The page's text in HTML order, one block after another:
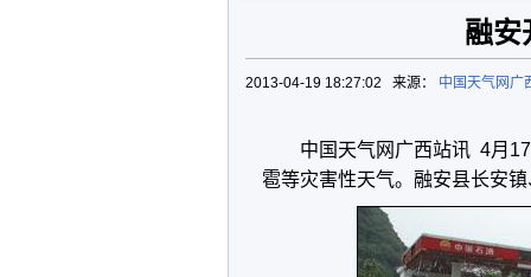
融安
2013-04-19 18:27:02 来源： 中国天气网广
中国天气网广西站讯 4月
雹等灾害性天气。融安县长安